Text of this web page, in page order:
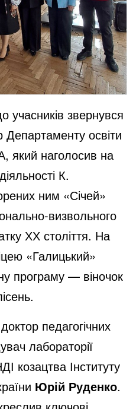
учасників звернувся
Департаменту освіти
який наголосив на
К.
ним «Січей»
визвольного
ХХ століття. На
«Галицький»
програму — віночок
педагогічних
лабораторії
козацтва Інституту
Юрій Руденко.